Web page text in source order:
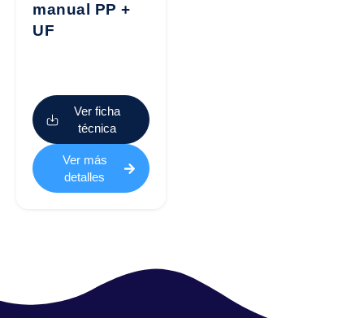
manual PP +
UF
Ver ficha
técnica
Ver más
detalles